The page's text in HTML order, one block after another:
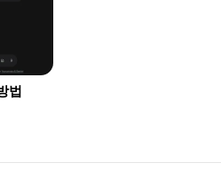
법